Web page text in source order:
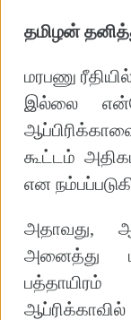
தமிழன்
மரபணு
இல்லை
கூட்டம்
என
அதாவது,
அனைத்து